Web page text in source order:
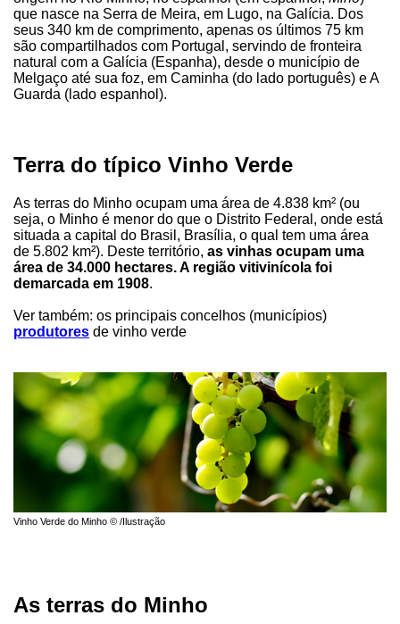
que nasce na Serra de Meira, em Lugo, na Galícia. Dos
seus 340 km de comprimento, apenas os últimos 75 km
são compartilhados com Portugal, servindo de fronteira
natural com a Galícia (Espanha), desde o município de
Melgaço até sua foz, em Caminha (do lado português) e A
Guarda (lado espanhol).
Terra do típico Vinho Verde
As terras do Minho ocupam uma área de 4.838 km² (ou
seja, o Minho é menor do que o Distrito Federal, onde está
situada a capital do Brasil, Brasília, o qual tem uma área
de 5.802 km²). Deste território, as vinhas ocupam uma
área de 34.000 hectares. A região vitivinícola foi
demarcada em 1908.
Ver também: os principais concelhos (municípios)
produtores de vinho verde
Vinho Verde do Minho © /Ilustração
As terras do Minho